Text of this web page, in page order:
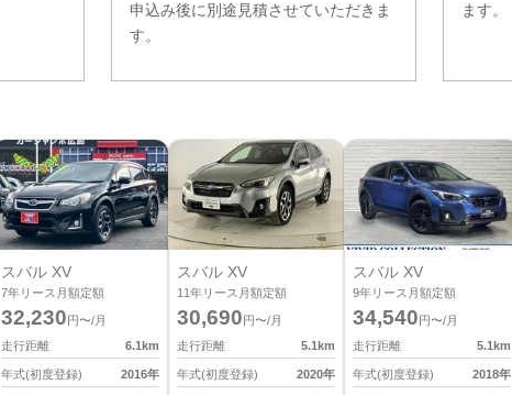
申込み後に別途見積させていただきま
す。
ます。
スバル XV
7年リース月額定額
32,230 円〜/月
走行距離
6.1km
年式(初度登録) 2016年
スバル XV
11年リース月額定額
30,690 円〜/月
走行距離
5.1km
年式(初度登録) 2020年
スバル XV
9年リース月額定額
34,540 円〜/月
走行距離
5.1km
年式(初度登録) 2018年